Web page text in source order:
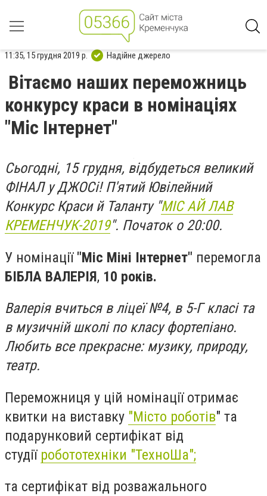
11:35, 15 грудня 2019 р. Надійне джерело
Вітаємо наших переможниць
конкурсу краси в номінаціях
"Міс Інтернет"
Сьогодні, 15 грудня, відбудеться великий
ФІНАЛ у ДЖОСі! П'ятий Ювілейний
Конкурс Краси й Таланту "МІС АЙ ЛАВ
КРЕМЕНЧУК-2019". Початок о 20:00.
У номінації "Міс Міні Інтернет" перемогла
БІБЛА ВАЛЕРІЯ, 10 років.
Валерія вчиться в ліцеї №4, в 5-Г класі та
в музичній школі по класу фортепіано.
Любить все прекрасне: музику, природу,
театр.
Переможниця у цій номінації отримає
квитки на виставку "Місто роботів" та
подарунковий сертифікат від
студії робототехніки "ТехноШа";
та сертифікат від розважального